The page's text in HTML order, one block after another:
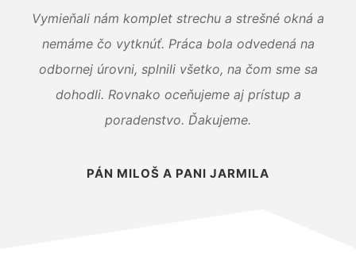
Vymieňali nám komplet strechu a strešné okná a
nemáme čo vytknúť. Práca bola odvedená na
odbornej úrovni, splnili všetko, na čom sme sa
dohodli. Rovnako oceňujeme aj prístup a
poradenstvo. Ďakujeme.
PÁN MILOŠ A PANI JARMILA